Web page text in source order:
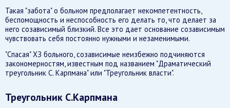
Такая "забота" о больном предполагает некомпетентность,
беспомощность и неспособность его делать то, что делает за
него созависимый близкий. Все это дает основание созависимым
чувствовать себя постоянно нужными и незаменимыми.
"Спасая" ХЗ больного, созависимые неизбежно подчиняются
закономерностям, известным под названием "Драматический
треугольник С. Карпмана" или "Треугольник власти".
Треугольник С.Карпмана